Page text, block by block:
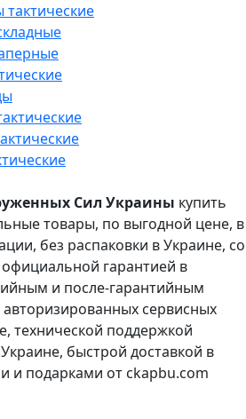
Сил Украины купить
товары, по выгодной цене, в
без распаковки в Украине, со
официальной гарантией в
и после-гарантийным
сервисных
технической поддержкой
быстрой доставкой в
и подарками от ckapbu.com